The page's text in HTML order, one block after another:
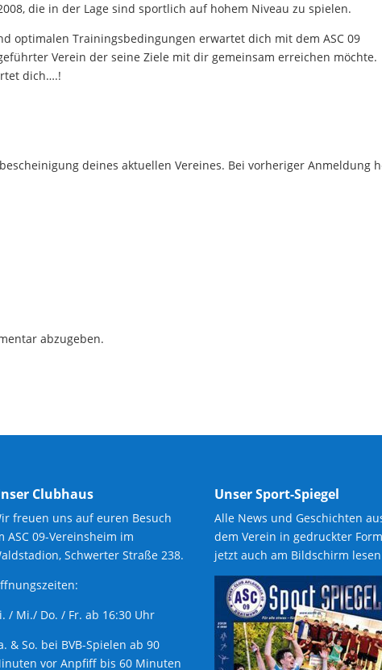
die in der Lage sind sportlich auf hohem Niveau zu spielen.
optimalen Trainingsbedingungen erwartet dich mit dem ASC 09
Verein der seine Ziele mit dir gemeinsam erreichen möchte.
dich….!
deines aktuellen Vereines. Bei vorheriger Anmeldung
abzugeben.
Clubhaus
freuen uns auf euren Besuch
ASC 09-Vereinsheim im
Schwerter Straße 238.
/ Mi./ Do. / Fr. ab 16:30 Uhr
& So. bei BVB-Spielen ab 90
vor Anpfiff bis 60 Minuten
Unser Sport-Spiegel
Alle News und Geschichten
dem Verein in gedruckter
jetzt auch am Bildschirm